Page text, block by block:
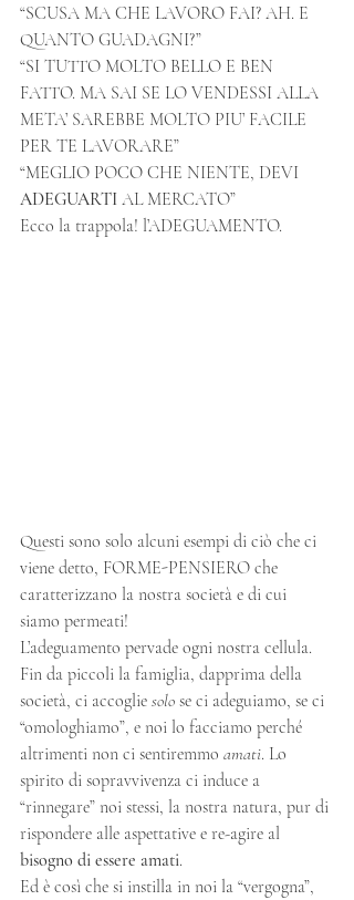
“SCUSA MA CHE LAVORO FAI? AH. E
QUANTO GUADAGNI?”
“SI TUTTO MOLTO BELLO E BEN
FATTO. MA SAI SE LO VENDESSI ALLA
META’ SAREBBE MOLTO PIU’ FACILE
PER TE LAVORARE”
“MEGLIO POCO CHE NIENTE, DEVI
ADEGUARTI AL MERCATO”
Ecco la trappola! l’ADEGUAMENTO.
Questi sono solo alcuni esempi di ciò che ci
viene detto, FORME-PENSIERO che
caratterizzano la nostra società e di cui
siamo permeati!
L’adeguamento pervade ogni nostra cellula.
Fin da piccoli la famiglia, dapprima della
società, ci accoglie solo se ci adeguiamo, se ci
“omologhiamo”, e noi lo facciamo perché
altrimenti non ci sentiremmo amati. Lo
spirito di sopravvivenza ci induce a
“rinnegare” noi stessi, la nostra natura, pur di
rispondere alle aspettative e re-agire al
bisogno di essere amati.
Ed è così che si instilla in noi la “vergogna”,